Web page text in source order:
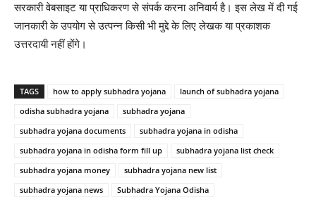
सरकारी वेबसाइट या प्राधिकरण से संपर्क करना अनिवार्य है। इस लेख में दी गई
जानकारी के उपयोग से उत्पन्न किसी भी मुद्दे के लिए लेखक या प्रकाशक
उत्तरदायी नहीं होंगे।
TAGS how to apply subhadra yojana
launch of subhadra yojana
odisha subhadra yojana
subhadra yojana
subhadra yojana documents
subhadra yojana in odisha
subhadra yojana in odisha form fill up
subhadra yojana list check
subhadra yojana money
subhadra yojana new list
subhadra yojana news
Subhadra Yojana Odisha